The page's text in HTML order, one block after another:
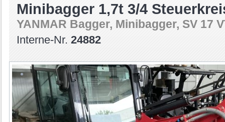
Minibagger 1,7t 3/4
YANMAR Bagger, Minibagger, SV 17
Interne-Nr. 24882